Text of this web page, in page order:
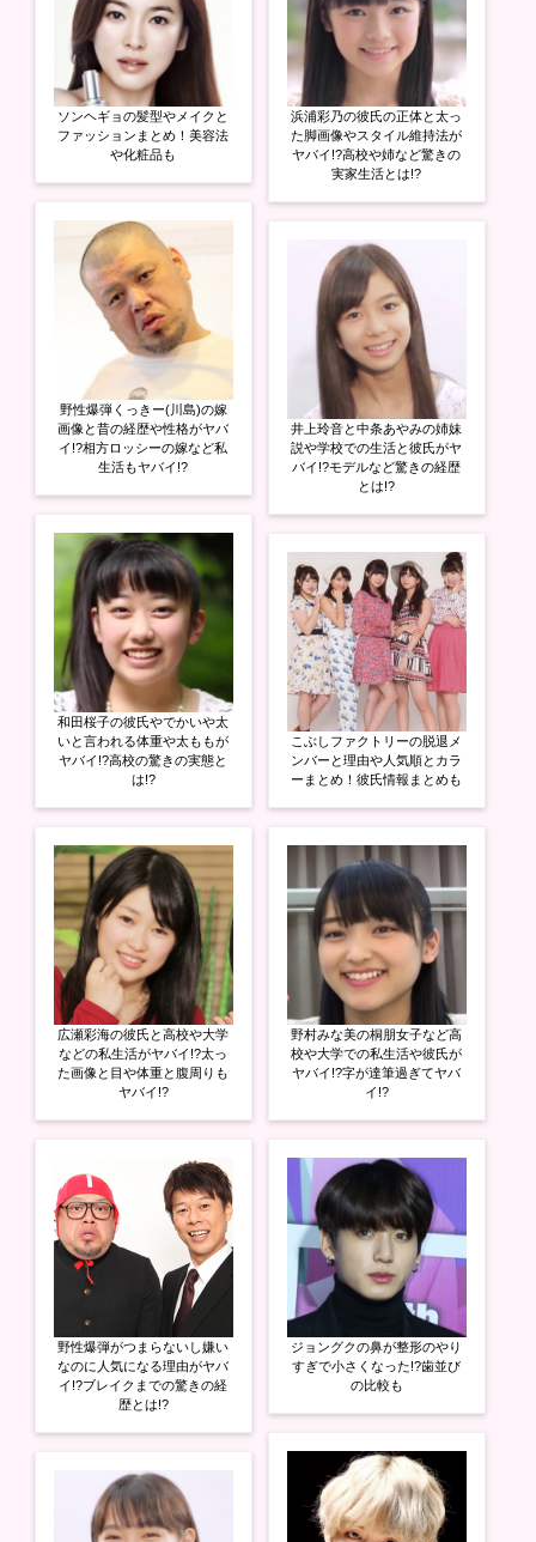
ソンヘギョの髪型やメイクと
ファッションまとめ！美容法
や化粧品も
野性爆弾くっきー(川島)の嫁
画像と昔の経歴や性格がヤバ
イ!?相方ロッシーの嫁など私
生活もヤバイ!?
和田桜子の彼氏やでかいや太
いと言われる体重や太ももが
ヤバイ!?高校の驚きの実態と
は!?
広瀬彩海の彼氏と高校や大学
などの私生活がヤバイ!?太っ
た画像と目や体重と腹周りも
ヤバイ!?
野性爆弾がつまらないし嫌い
なのに人気になる理由がヤバ
イ!?ブレイクまでの驚きの経
歴とは!?
浜浦彩乃の彼氏の正体と太っ
た脚画像やスタイル維持法が
ヤバイ!?高校や姉など驚きの
実家生活とは!?
井上玲音と中条あやみの姉妹
説や学校での生活と彼氏がヤ
バイ!?モデルなど驚きの経歴
とは!?
こぶしファクトリーの脱退メ
ンバーと理由や人気順とカラ
ーまとめ！彼氏情報まとめも
野村みな美の桐朋女子など高
校や大学での私生活や彼氏が
ヤバイ!?字が達筆過ぎてヤバ
イ!?
ジョングクの鼻が整形のやり
すぎで小さくなった!?歯並び
の比較も